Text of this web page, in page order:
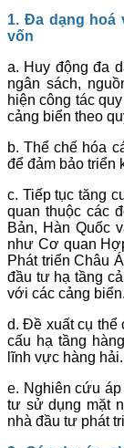
1. Đadạng hoá
vốn
a. Huy động đa
ngân sách,
hiện công tác
cảng biển theo
b. Thể chế hóa
để đảm bảo triển
c. Tiếp tục tăng
quan thuộc các
Bản, Hàn Quốc
như Cơ quan
Phát triển Châu
đầu tư hạ tầng
với các cảng biển.
d. Đề xuất cụ thể
cấu hạ tầng
lĩnh vực hàng hải.
e. Nghiên cứu
tư sử dụng mặt
nhà đầu tư phát